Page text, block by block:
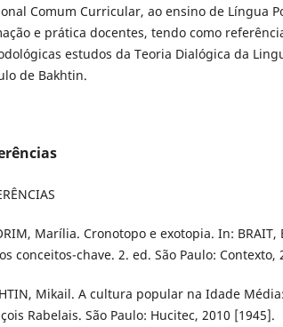
Comum Curricular, ao ensino de Língua
e prática docentes, tendo como
estudos da Teoria Dialógica da
de Bakhtin.
Marília. Cronotopo e exotopia. In: BRAIT,
conceitos-chave. 2. ed. São Paulo: Contexto,
Mikail. A cultura popular na Idade
Rabelais. São Paulo: Hucitec, 2010 [1945].